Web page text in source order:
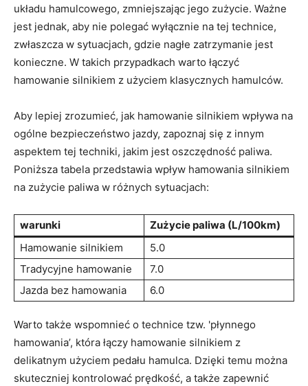
układu hamulcowego, zmniejszając jego zużycie. Ważne
jest jednak, aby nie polegać wyłącznie na tej technice,
zwłaszcza w sytuacjach, gdzie nagłe zatrzymanie jest
konieczne. W takich przypadkach warto łączyć
hamowanie silnikiem z użyciem klasycznych hamulców.
Aby lepiej zrozumieć, jak hamowanie silnikiem wpływa na
ogólne bezpieczeństwo jazdy, zapoznaj się z innym
aspektem tej techniki, jakim jest oszczędność paliwa.
Poniższa tabela przedstawia wpływ hamowania silnikiem
na zużycie paliwa w różnych sytuacjach:
warunki
Zużycie paliwa (L/100km)
Hamowanie silnikiem
5.0
Tradycyjne hamowanie
7.0
Jazda bez hamowania
6.0
Warto także wspomnieć o technice tzw. 'płynnego
hamowania’, która łączy hamowanie silnikiem z
delikatnym użyciem pedału hamulca. Dzięki temu można
skuteczniej kontrolować prędkość, a także zapewnić